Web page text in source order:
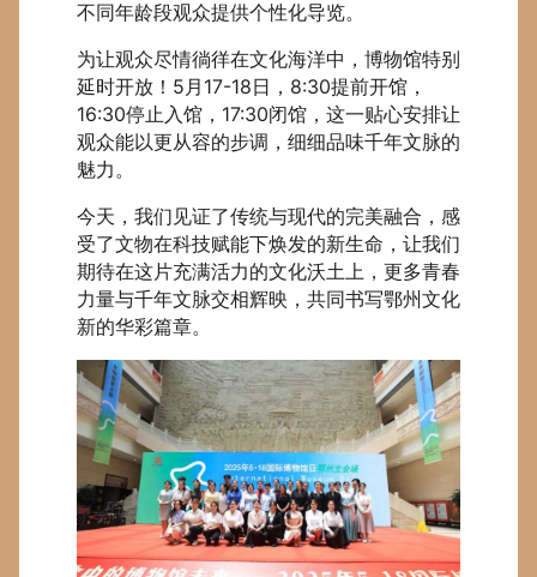
不同年龄段观众提供个性化导览。
为让观众尽情徜徉在文化海洋中，博物馆特别
延时开放！5月17-18日，8:30提前开馆，
16:30停止入馆，17:30闭馆，这一贴心安排让
观众能以更从容的步调，细细品味千年文脉的
魅力。
今天，我们见证了传统与现代的完美融合，感
受了文物在科技赋能下焕发的新生命，让我们
期待在这片充满活力的文化沃土上，更多青春
力量与千年文脉交相辉映，共同书写鄂州文化
新的华彩篇章。